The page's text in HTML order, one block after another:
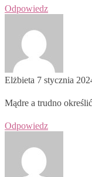
Odpowiedz
Elżbieta 7 stycznia
Mądre a trudno
Odpowiedz